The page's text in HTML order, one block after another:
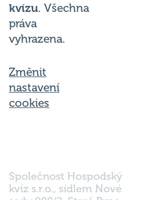
kvízu. Všechna
práva
vyhrazena.
Změnit
nastavení
cookies
Společnost Hospodský
kvíz s.r.o., sídlem Nové